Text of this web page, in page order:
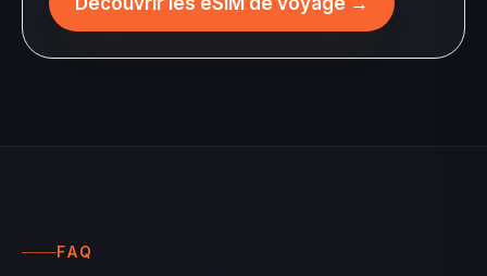
FAQ